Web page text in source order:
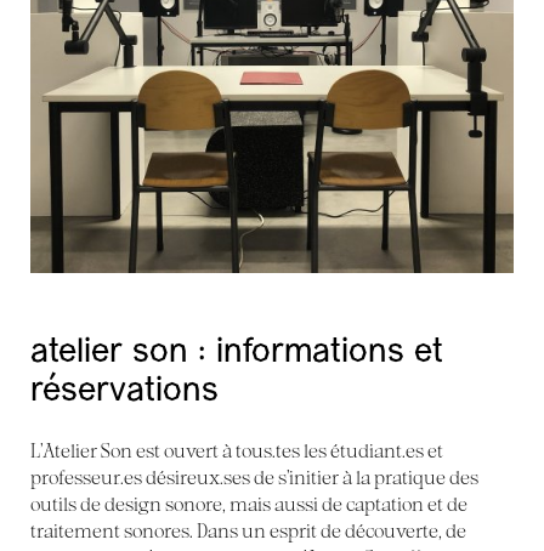
atelier son : informations et
réservations
L’Atelier Son est ouvert à tous.tes les étudiant.es et
professeur.es désireux.ses de s’initier à la pratique des
outils de design sonore, mais aussi de captation et de
traitement sonores. Dans un esprit de découverte, de